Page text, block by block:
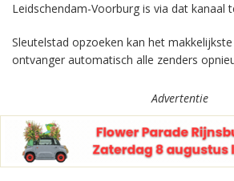
Leidschendam-Voorburg is via dat kanaal
Sleutelstad opzoeken kan het
ontvanger automatisch alle zenders
Advertentie